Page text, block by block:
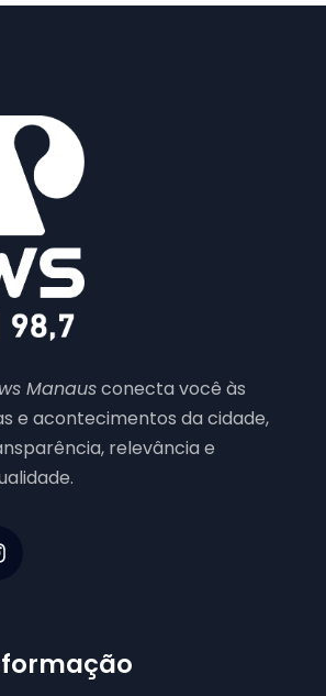
Manausconecta você às
e acontecimentos da cidade,
relevância e